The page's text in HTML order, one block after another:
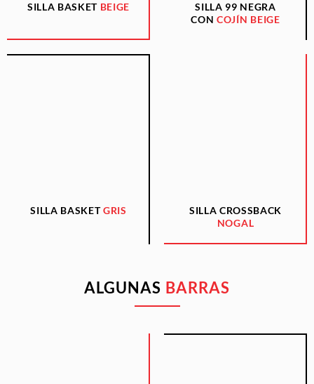
SILLA BASKET BEIGE
SILLA 99 NEGRA
CONCOJÍN BEIGE
SILLA BASKETGRIS
SILLA CROSSBACK
NOGAL
ALGUNAS BARRAS